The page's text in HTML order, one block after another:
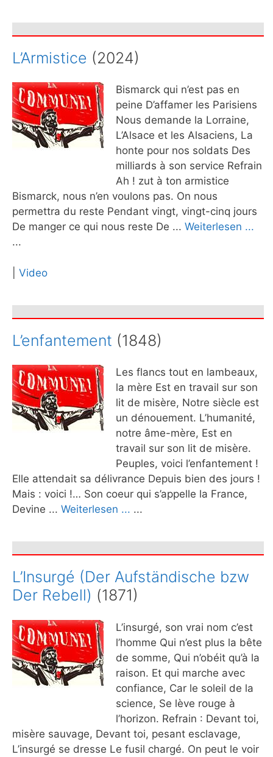
L’Armistice (2024)
Bismarck qui n’est pas en
peine D’affamer les Parisiens
Nous demande la Lorraine,
L’Alsace et les Alsaciens, La
honte pour nos soldats Des
milliards à son service Refrain
Ah ! zut à ton armistice
Bismarck, nous n’en voulons pas. On nous
permettra du reste Pendant vingt, vingt-cinq jours
De manger ce qui nous reste De ... Weiterlesen ...
...
Video
L’enfantement (1848)
Les flancs tout en lambeaux,
la mère Est en travail sur son
lit de misère, Notre siècle est
un dénouement. L’humanité,
notre âme-mère, Est en
travail sur son lit de misère.
Peuples, voici l’enfantement !
Elle attendait sa délivrance Depuis bien des jours !
Mais : voici !… Son coeur qui s’appelle la France,
Devine ... Weiterlesen ... ...
L’Insurgé (Der Aufständische bzw
Der Rebell) (1871)
L’insurgé, son vrai nom c’est
l’homme Qui n’est plus la bête
de somme, Qui n’obéit qu’à la
raison. Et qui marche avec
confiance, Car le soleil de la
science, Se lève rouge à
l’horizon. Refrain : Devant toi,
misère sauvage, Devant toi, pesant esclavage,
L’insurgé se dresse Le fusil chargé. On peut le voir